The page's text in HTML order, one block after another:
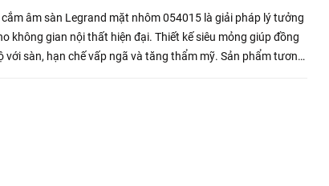
cắm âm sàn Legrand mặt nhôm 054015 là giải pháp lý tưởng
không gian nội thất hiện đại. Thiết kế siêu mỏng giúp đồng
với sàn, hạn chế vấp ngã và tăng thẩm mỹ. Sản phẩm tương